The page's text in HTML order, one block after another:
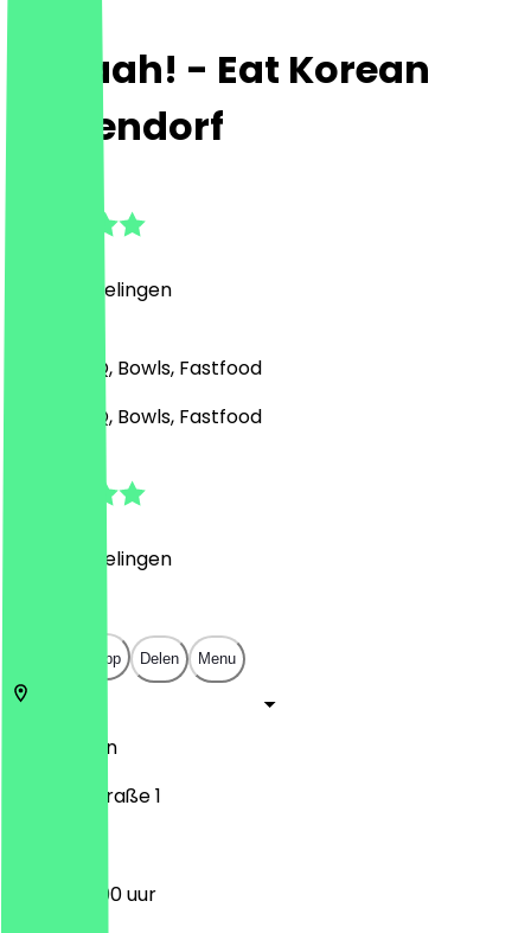
Mmaah! - Eat Korean
Zehlendorf
Beoordelingen
Grill & BBQ, Bowls, Fastfood
Grill & BBQ, Bowls, Fastfood
Beoordelingen
Open in app Delen Menu
Berlijn
Berliner Straße 1
12:00 - 22:00 uur